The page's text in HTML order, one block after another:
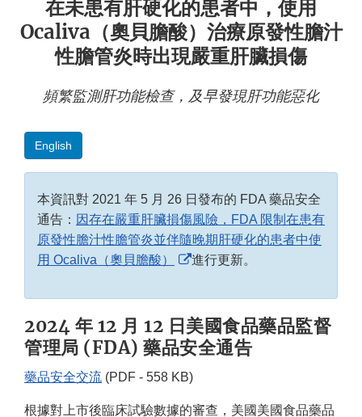
在未患有肝硬化的患者中，使用
Ocaliva（奧貝膽酸）治療原發性膽汁
性膽管炎時出現嚴重肝臟損傷
頻繁監測肝功能檢查，及早發現肝功能惡化
English
本資訊對 2021 年 5 月 26 日發布的 FDA 藥品安全
通告： 因存在嚴重肝臟損傷風險，FDA 限制在患有
原發性膽汁性膽管炎並伴隨晚期肝硬化的患者中使
用 Ocaliva（奧貝膽酸）
External
Disclaimer
進行更新。
2024 年 12 月 12 日美國食品藥品監督
管理局 (FDA) 藥品安全通告
藥品安全交流 (PDF - 558 KB)
根據對上市後臨床試驗數據的審查，美國美國食品藥品